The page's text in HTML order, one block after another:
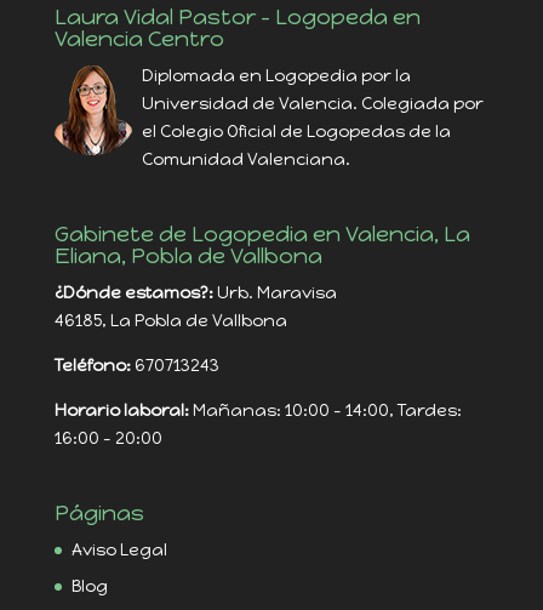
Laura Vidal Pastor – Logopeda en
Valencia Centro
Diplomada en Logopedia por la
Universidad de Valencia. Colegiada por
el Colegio Oficial de Logopedas de la
Comunidad Valenciana.
Gabinete de Logopedia en Valencia, La
Eliana, Pobla de Vallbona
¿Dónde estamos?:Urb. Maravisa
46185, La Pobla de Vallbona
Teléfono:670713243
Horario laboral:Mañanas: 10:00 - 14:00, Tardes:
16:00 - 20:00
Páginas
Aviso Legal
Blog